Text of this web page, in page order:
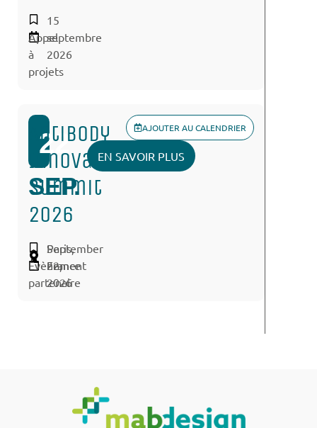
15
septembre
2026
Appel
à
projets
22
SEP.
Antibody
Innovation
Summit
2026
September
22,
2026
Paris,
France
Évènement
partenaire
AJOUTER AU CALENDRIER
EN SAVOIR PLUS